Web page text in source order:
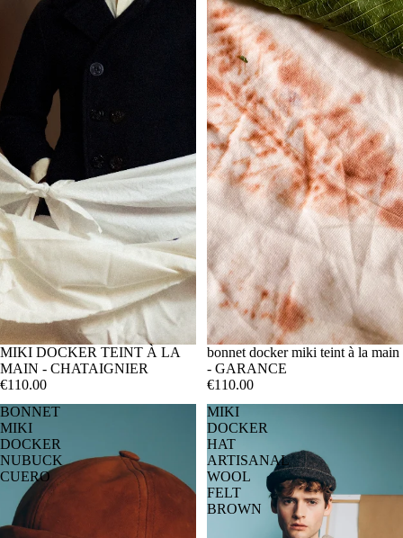
MIKI DOCKER TEINT À LA
MAIN - CHATAIGNIER
€110.00
bonnet docker miki teint à la main
- GARANCE
€110.00
BONNET
MIKI
DOCKER
NUBUCK
CUERO
MIKI
DOCKER
HAT
ARTISANAL
WOOL
FELT
BROWN